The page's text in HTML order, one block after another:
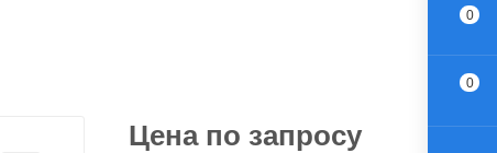
Цена по запросу
0
0